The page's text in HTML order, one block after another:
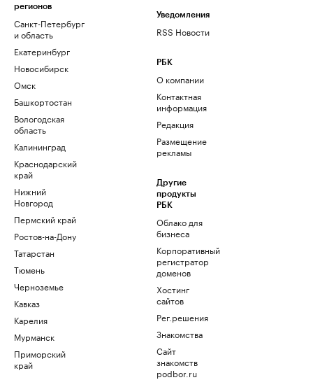
регионов
Санкт-Петербург
и область
Екатеринбург
Новосибирск
Омск
Башкортостан
Вологодская
область
Калининград
Краснодарский
край
Нижний
Новгород
Пермский край
Ростов-на-Дону
Татарстан
Тюмень
Черноземье
Кавказ
Карелия
Мурманск
Приморский
край
Уведомления
RSS Новости
РБК
О компании
Контактная
информация
Редакция
Размещение
рекламы
Другие
продукты
РБК
Облако для
бизнеса
Корпоративный
регистратор
доменов
Хостинг
сайтов
Рег.решения
Знакомства
Сайт
знакомств
podbor.ru